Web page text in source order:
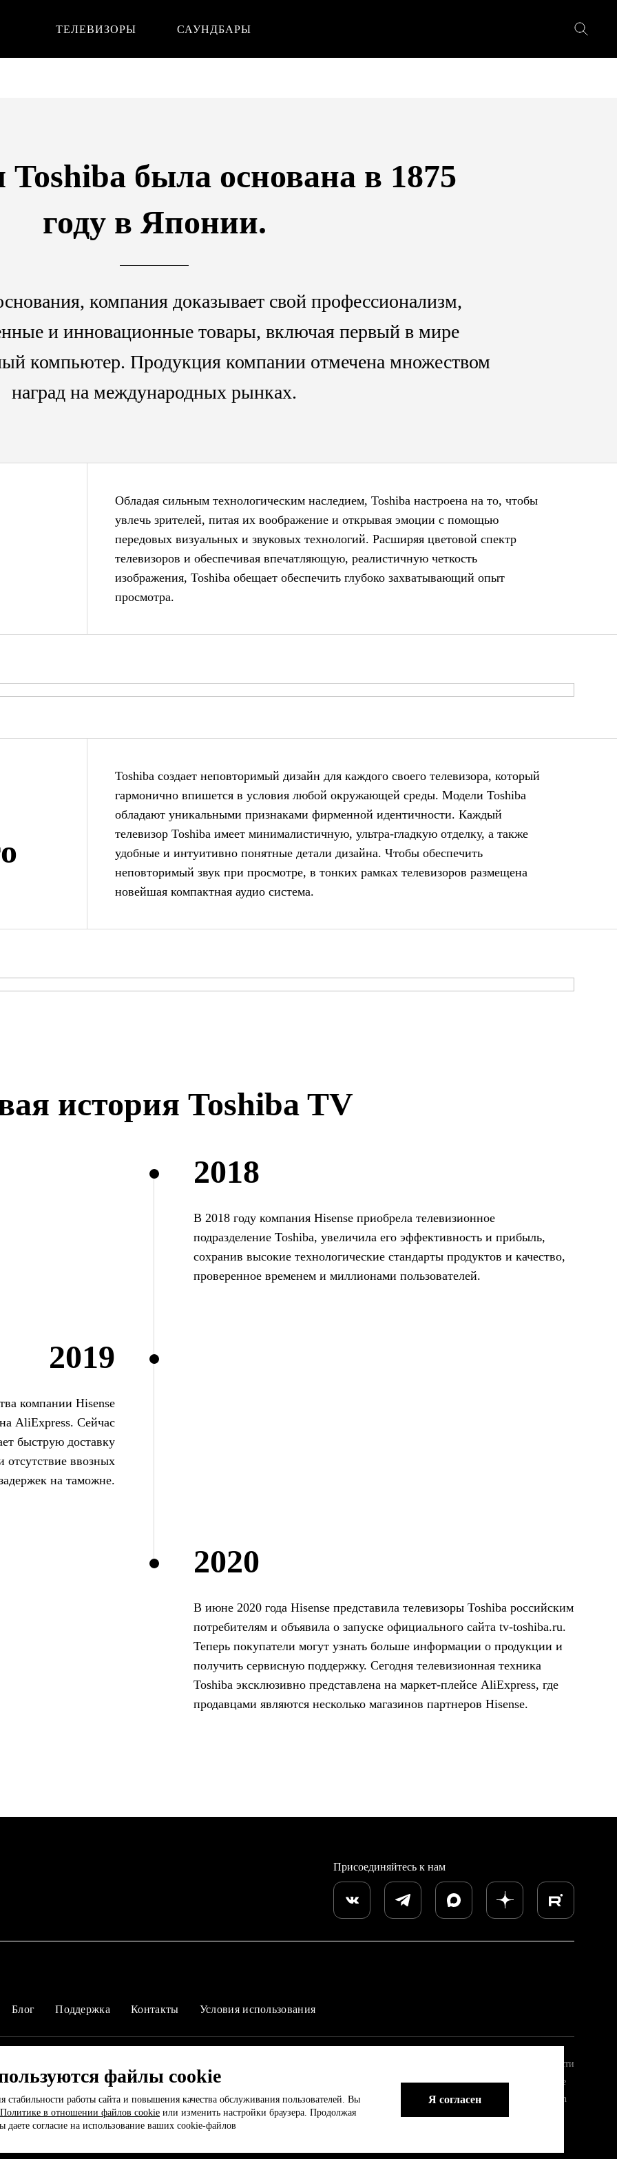
ТЕЛЕВИЗОРЫ САУНДБАРЫ
была основана в 1875
году в Японии.
компания доказывает свой профессионализм,
и инновационные товары, включая первый в мире
компьютер. Продукция компании отмечена множеством
наград на международных рынках.
Обладая сильным технологическим наследием, Toshiba настроена на то, чтобы
увлечь зрителей, питая их воображение и открывая эмоции с помощью
передовых визуальных и звуковых технологий. Расширяя цветовой спектр
телевизоров и обеспечивая впечатляющую, реалистичную четкость
изображения, Toshiba обещает обеспечить глубоко захватывающий опыт
просмотра.
Toshiba создает неповторимый дизайн для каждого своего телевизора, который
гармонично впишется в условия любой окружающей среды. Модели Toshiba
обладают уникальными признаками фирменной идентичности. Каждый
телевизор Toshiba имеет минималистичную, ультра-гладкую отделку, а также
удобные и интуитивно понятные детали дизайна. Чтобы обеспечить
неповторимый звук при просмотре, в тонких рамках телевизоров размещена
новейшая компактная аудио система.
история Toshiba TV
2018
В 2018 году компания Hisense приобрела телевизионное
подразделение Toshiba, увеличила его эффективность и прибыль,
сохранив высокие технологические стандарты продуктов и качество,
проверенное временем и миллионами пользователей.
2019
компании Hisense
AliExpress. Сейчас
быструю доставку
отсутствие ввозных
на таможне.
2020
В июне 2020 года Hisense представила телевизоры Toshiba российским
потребителям и объявила о запуске официального сайта tv-toshiba.ru.
Теперь покупатели могут узнать больше информации о продукции и
получить сервисную поддержку. Сегодня телевизионная техника
Toshiba эксклюзивно представлена на маркет-плейсе AliExpress, где
продавцами являются несколько магазинов партнеров Hisense.
Присоединяйтесь к нам
Блог Поддержка Контакты Условия использования
Политика конфиденциальности
Пользовательское соглашение
2023 TVS REGZA Corporation
файлы cookie
работы сайта и повышения качества обслуживания пользователей. Вы
Политике в отношении файлов cookie или изменить настройки браузера. Продолжая
даете согласие на использование ваших cookie-файлов
Я согласен